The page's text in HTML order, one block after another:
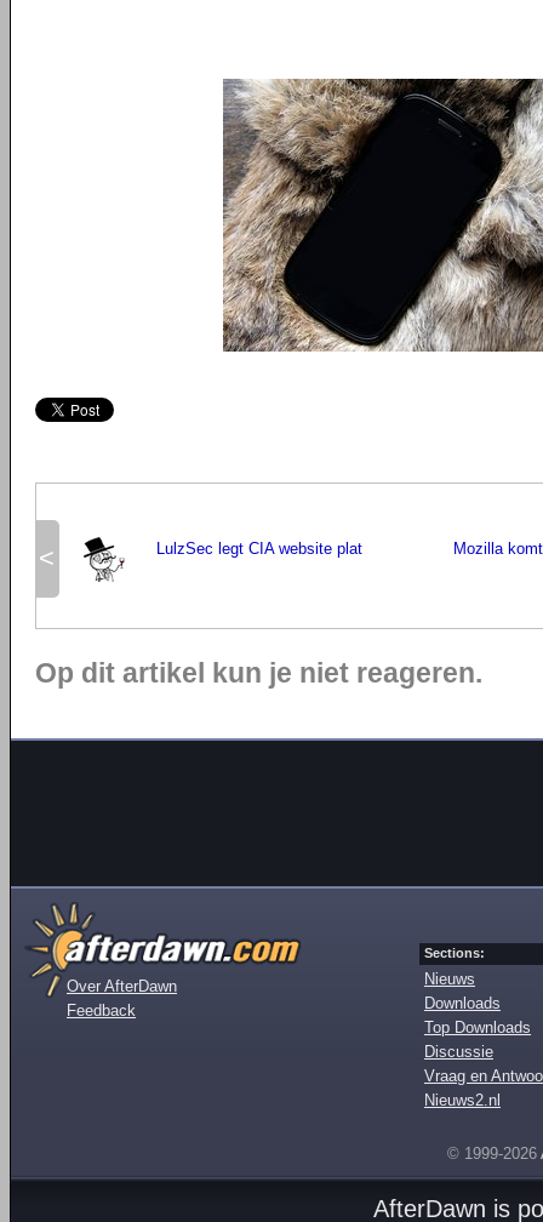
< LulzSec legt CIA website plat Mozilla
Op dit artikel kun je niet reageren.
Over AfterDawn
Feedback
Sections:
Nieuws
Downloads
Top Downloads
Discussie
Vraag en
Nieuws2.nl
© 1999-2026
AfterDawn is